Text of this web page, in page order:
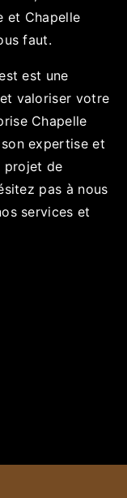
et Chapelle
faut.
est une
valoriser votre
Chapelle
expertise et
projet de
pas à nous
services et